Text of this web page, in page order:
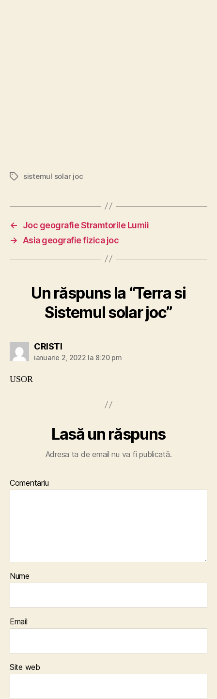
Etichetesistemul solar joc
←
Joc geografie Stramtorile Lumii
→
Asia geografie fizica joc
Un răspuns la “Terra si
Sistemul solar joc”
CRISTIspune:
ianuarie 2, 2022 la 8:20 pm
USOR
Lasă un răspuns
Adresa ta de email nu va fi publicată.
Comentariu
Nume
Email
Site web